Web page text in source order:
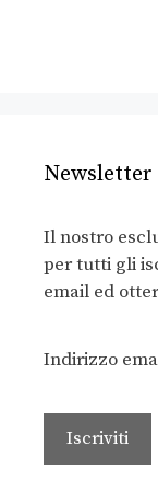
Newsletter
Il nostro
per tutti gli
email ed
Indirizzo